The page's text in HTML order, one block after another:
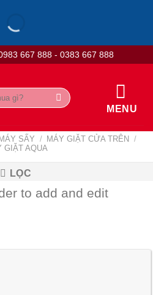
667 888 - 0383 667 888
MENU
SẤY / MÁY GIẶT CỬA TRÊN
/
GIẶT AQUA
LỌC
to add and edit